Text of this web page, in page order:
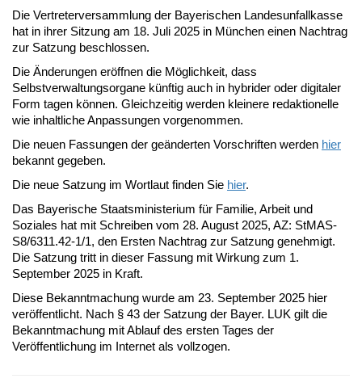
Die Vertreterversammlung der Bayerischen Landesunfallkasse
hat in ihrer Sitzung am 18. Juli 2025 in München einen Nachtrag
zur Satzung beschlossen.
Die Änderungen eröffnen die Möglichkeit, dass
Selbstverwaltungsorgane künftig auch in hybrider oder digitaler
Form tagen können. Gleichzeitig werden kleinere redaktionelle
wie inhaltliche Anpassungen vorgenommen.
Die neuen Fassungen der geänderten Vorschriften werden hier
bekannt gegeben.
Die neue Satzung im Wortlaut finden Sie hier.
Das Bayerische Staatsministerium für Familie, Arbeit und
Soziales hat mit Schreiben vom 28. August 2025, AZ: StMAS-
S8/6311.42-1/1, den Ersten Nachtrag zur Satzung genehmigt.
Die Satzung tritt in dieser Fassung mit Wirkung zum 1.
September 2025 in Kraft.
Diese Bekanntmachung wurde am 23. September 2025 hier
veröffentlicht. Nach § 43 der Satzung der Bayer. LUK gilt die
Bekanntmachung mit Ablauf des ersten Tages der
Veröffentlichung im Internet als vollzogen.